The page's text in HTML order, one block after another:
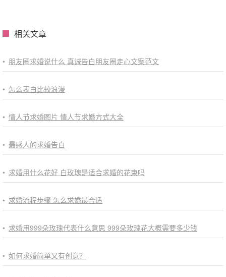
相关文章
• 朋友圈求婚说什么 真诚告白朋友圈走心文案范文
• 怎么表白比较浪漫
• 情人节求婚图片 情人节求婚方式大全
• 最感人的求婚告白
• 求婚用什么花好 白玫瑰是适合求婚的花束吗
• 求婚流程步骤 怎么求婚最合适
• 求婚用999朵玫瑰代表什么意思 999朵玫瑰花大概需要多少钱
• 如何求婚简单又有创意？